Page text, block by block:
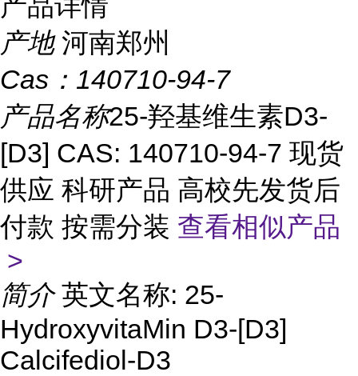
产地 河南郑州
Cas： 140710-94-7
产品名称25-羟基维生素D3-
[D3] CAS: 140710-94-7 现货
供应 科研产品 高校先发货后
付款 按需分装 查看相似产品
>
简介 英文名称: 25-
HydroxyvitaMin D3-[D3]
Calcifediol-D3